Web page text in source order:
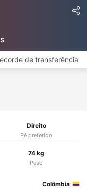
de transferência
Direito
Pé preferido
74 kg
Peso
Colômbia